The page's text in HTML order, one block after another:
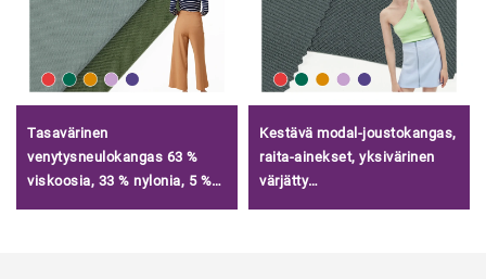
Tasavärinen
venytysneulokangas 63 %
viskoosia, 33 % nylonia, 5 %
Kestävä modal-joustokangas,
raita-ainekset, yksivärinen
värjätty